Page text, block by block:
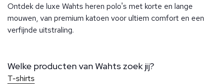
Ontdek de luxe Wahts heren polo's met korte en lange
mouwen, van premium katoen voor ultiem comfort en een
verfijnde uitstraling.
Welke producten van Wahts zoek jij?
T-shirts